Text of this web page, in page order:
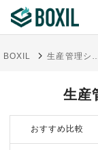
診断から探す(β版)
記事から探す
BOXIL 生産管理システム比較おすすめ26選！クラウ
生産
おすすめ比較